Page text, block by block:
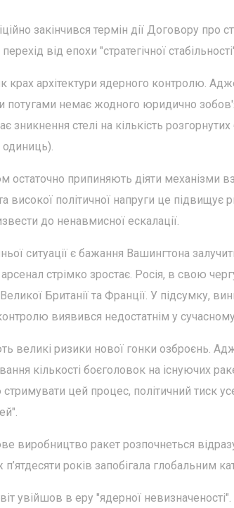
закінчився термін дії Договору про
від епохи "стратегічної
крах архітектури ядерного контролю.
потугами немає жодного юридично
зникнення стелі на кількість
одиниць).
остаточно припиняють діяти механізми
високої політичної напруги це підвищує
до ненавмисної ескалації.
ситуації є бажання Вашингтона
стрімко зростає. Росія, в свою
Британії та Франції. У підсумку,
виявився недостатнім у сучасному
великі ризики нової гонки озброєнь.
кількості боєголовок на існуючих
цей процес, політичний тиск
виробництво ракет розпочнеться
років запобігала глобальним
увійшов в еру "ядерної невизначеності".